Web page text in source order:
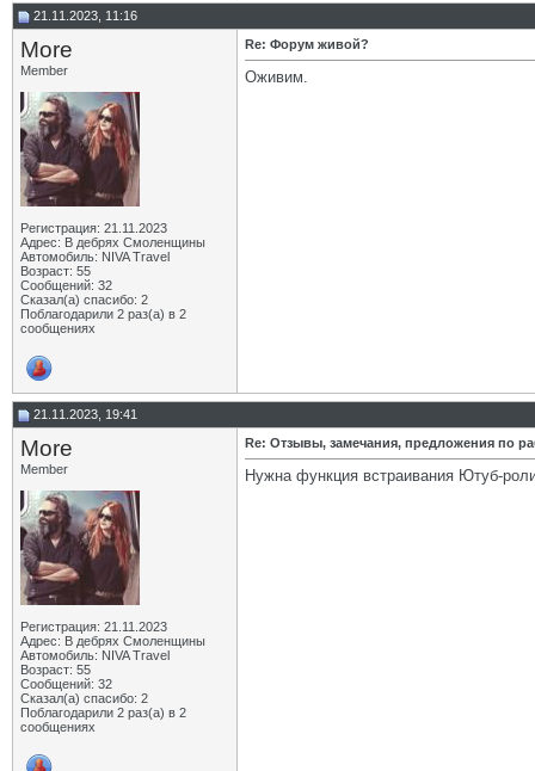
21.11.2023, 11:16
More
Member
Регистрация: 21.11.2023
Адрес: В дебрях Смоленщины
Автомобиль: NIVA Travel
Возраст: 55
Сообщений: 32
Сказал(а) спасибо: 2
Поблагодарили 2 раз(а) в 2
сообщениях
Re: Форум живой?
Оживим.
21.11.2023, 19:41
More
Member
Регистрация: 21.11.2023
Адрес: В дебрях Смоленщины
Автомобиль: NIVA Travel
Возраст: 55
Сообщений: 32
Сказал(а) спасибо: 2
Поблагодарили 2 раз(а) в 2
сообщениях
Re: Отзывы, замечания, предложения по
Нужна функция встраивания Ютуб-